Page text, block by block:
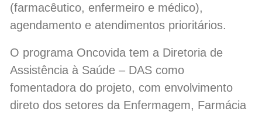
(farmacêutico, enfermeiro e médico),
agendamento e atendimentos prioritários.
O programa Oncovida tem a Diretoria de
Assistência à Saúde – DAS como
fomentadora do projeto, com envolvimento
direto dos setores da Enfermagem, Farmácia